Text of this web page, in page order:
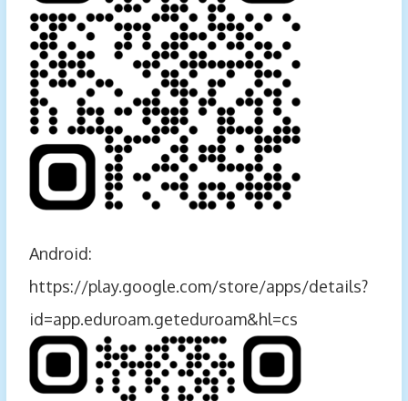
Android:
https://play.google.com/store/apps/details?
id=app.eduroam.geteduroam&hl=cs